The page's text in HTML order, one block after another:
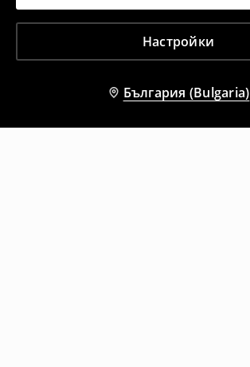
Настройки
България (Bulgaria)